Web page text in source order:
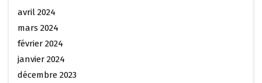
avril 2024
mars 2024
février 2024
janvier 2024
décembre 2023